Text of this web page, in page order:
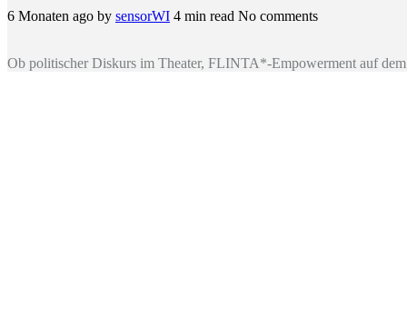
6 Monaten ago by sensorWI 4 min read No comments
Ob politischer Diskurs im Theater, FLINTA*-Empowerment auf